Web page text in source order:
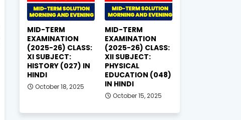
MID-TERM
EXAMINATION
(2025-26) CLASS:
XI SUBJECT:
HISTORY (027) IN
HINDI
October 18, 2025
MID-TERM
EXAMINATION
(2025-26) CLASS:
XII SUBJECT:
PHYSICAL
EDUCATION (048)
IN HINDI
October 15, 2025